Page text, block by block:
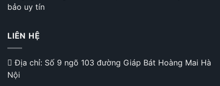
bảo uy tín
LIÊN HỆ
Địa chỉ: Số 9 ngõ 103 đường Giáp Bát Hoàng Mai Hà
Nội